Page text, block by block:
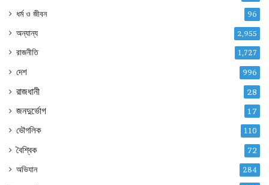
ধর্ম ও জীবন 96
অন্যান্য 2,955
রাজনীতি 1,727
দেশ 996
রাজধানী 28
জনদুর্ভোগ 17
ভৌগলিক 110
বৈশ্বিক 72
অভিযান 284